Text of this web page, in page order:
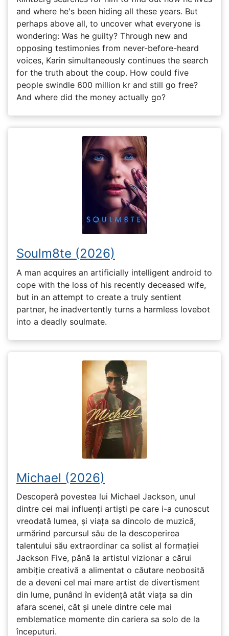
and where he's been hiding all these years. But
perhaps above all, to uncover what everyone is
wondering: Was he guilty? Through new and
opposing testimonies from never-before-heard
voices, Karin simultaneously continues the search
for the truth about the coup. How could five
people swindle 600 million kr and still go free?
And where did the money actually go?
Soulm8te (2026)
A man acquires an artificially intelligent android to
cope with the loss of his recently deceased wife,
but in an attempt to create a truly sentient
partner, he inadvertently turns a harmless lovebot
into a deadly soulmate.
Michael (2026)
Descoperă povestea lui Michael Jackson, unul
dintre cei mai influenți artiști pe care i-a cunoscut
vreodată lumea, și viața sa dincolo de muzică,
urmărind parcursul său de la descoperirea
talentului său extraordinar ca solist al formației
Jackson Five, până la artistul vizionar a cărui
ambiție creativă a alimentat o căutare neobosită
de a deveni cel mai mare artist de divertisment
din lume, punând în evidență atât viața sa din
afara scenei, cât și unele dintre cele mai
emblematice momente din cariera sa solo de la
începuturi.